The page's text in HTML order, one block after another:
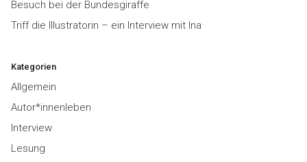
Besuch bei der Bundesgiraffe
Triff die Illustratorin – ein Interview mit Ina
Kategorien
Allgemein
Autor*innenleben
Interview
Lesung